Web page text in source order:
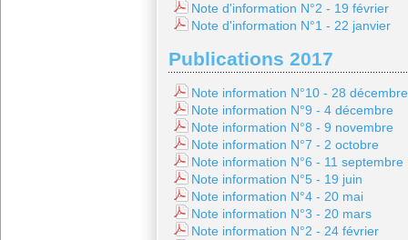
Note d'information N°2 - 19 février
Note d'information N°1 - 22 janvier
Publications 2017
Note information N°10 - 28 décembre
Note information N°9 - 4 décembre
Note information N°8 - 9 novembre
Note information N°7 - 2 octobre
Note information N°6 - 11 septembre
Note information N°5 - 19 juin
Note information N°4 - 20 mai
Note information N°3 - 20 mars
Note information N°2 - 24 février